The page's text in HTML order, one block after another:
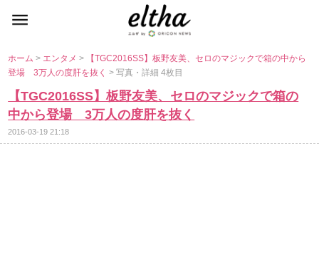
ホーム> エンタメ>
【TGC2016SS】板野友美、セロのマジックで箱の中から
登場 3万人の度肝を抜く> 写真・詳細 4枚目
【TGC2016SS】板野友美、セロのマジックで箱の
中から登場 3万人の度肝を抜く
2016-03-19 21:18